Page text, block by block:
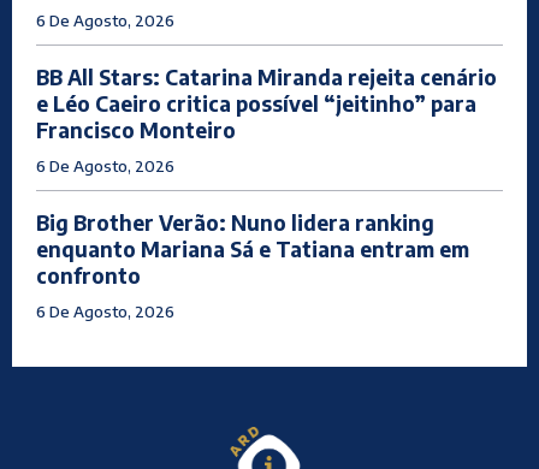
6 De Agosto, 2026
BB All Stars: Catarina Miranda rejeita cenário
e Léo Caeiro critica possível “jeitinho” para
Francisco Monteiro
6 De Agosto, 2026
Big Brother Verão: Nuno lidera ranking
enquanto Mariana Sá e Tatiana entram em
confronto
6 De Agosto, 2026